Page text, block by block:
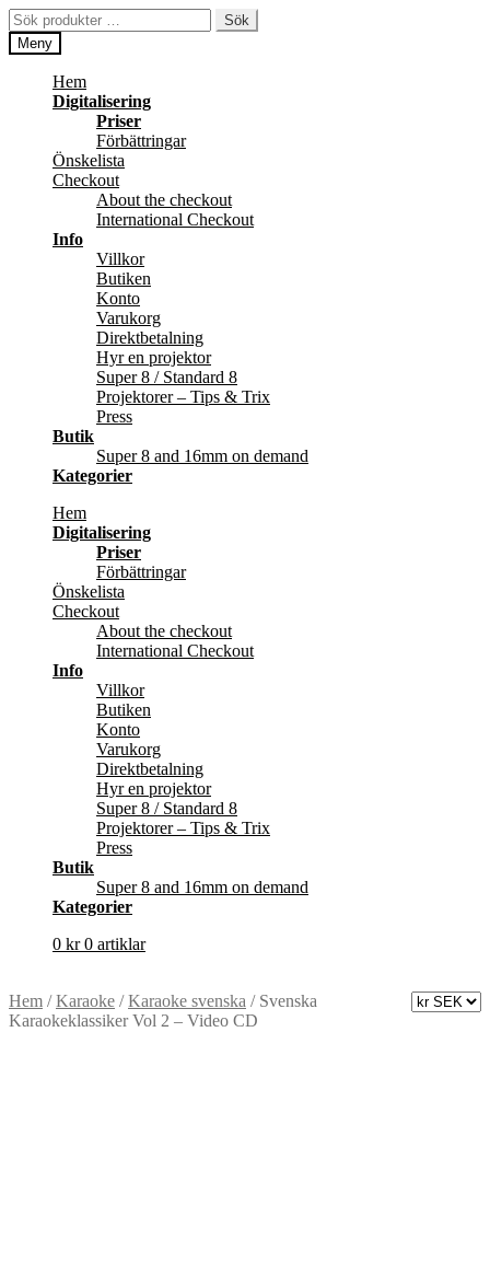
Hoppa
till
navigering
Hoppa
till
innehåll
Sök
efter:
Sök
Meny
Hem
Digitalisering
Priser
Förbättringar
Önskelista
Checkout
About the checkout
International Checkout
Info
Villkor
Butiken
Konto
Varukorg
Direktbetalning
Hyr en projektor
Super 8 / Standard 8
Projektorer – Tips & Trix
Press
Butik
Super 8 and 16mm on demand
Kategorier
Hem
Digitalisering
Priser
Förbättringar
Önskelista
Checkout
About the checkout
International Checkout
Info
Villkor
Butiken
Konto
Varukorg
Direktbetalning
Hyr en projektor
Super 8 / Standard 8
Projektorer – Tips & Trix
Press
Butik
Super 8 and 16mm on demand
Kategorier
0 kr 0 artiklar
Hem /Karaoke /Karaoke svenska / Svenska
Karaokeklassiker Vol 2 – Video CD